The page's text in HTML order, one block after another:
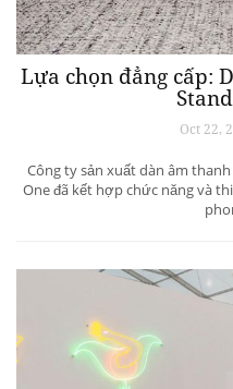
Lựa chọn đẳng cấp:
Oct 22,
Công ty sản xuất dàn âm
One đã kết hợp chức năng và